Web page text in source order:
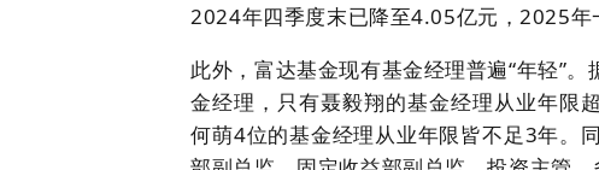
2024年四季度末已降至4.05亿元，2025年
此外，富达基金现有基金经理普遍“年轻”
金经理，只有聂毅翔的基金经理从业年限
何萌4位的基金经理从业年限皆不足3年。